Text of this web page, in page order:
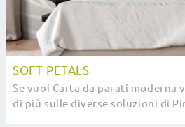
SOFT PETALS
Se vuoi Carta da parati moderna
di più sulle diverse soluzioni di